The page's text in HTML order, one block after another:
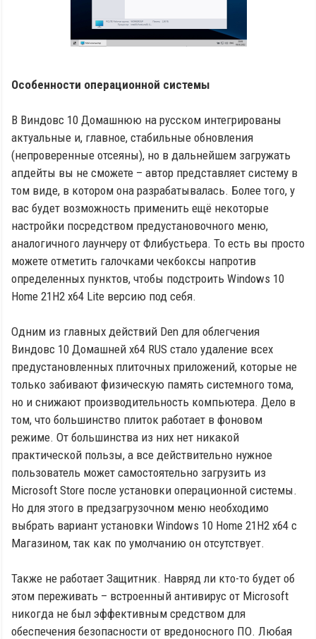
Особенности операционной системы
В Виндовс 10 Домашнюю на русском интегрированы
актуальные и, главное, стабильные обновления
(непроверенные отсеяны), но в дальнейшем загружать
апдейты вы не сможете – автор представляет систему в
том виде, в котором она разрабатывалась. Более того, у
вас будет возможность применить ещё некоторые
настройки посредством предустановочного меню,
аналогичного лаунчеру от Флибустьера. То есть вы просто
можете отметить галочками чекбоксы напротив
определенных пунктов, чтобы подстроить Windows 10
Home 21H2 x64 Lite версию под себя.
Одним из главных действий Den для облегчения
Виндовс 10 Домашней x64 RUS стало удаление всех
предустановленных плиточных приложений, которые не
только забивают физическую память системного тома,
но и снижают производительность компьютера. Дело в
том, что большинство плиток работает в фоновом
режиме. От большинства из них нет никакой
практической пользы, а все действительно нужное
пользователь может самостоятельно загрузить из
Microsoft Store после установки операционной системы.
Но для этого в предзагрузочном меню необходимо
выбрать вариант установки Windows 10 Home 21H2 x64 с
Магазином, так как по умолчанию он отсутствует.
Также не работает Защитник. Навряд ли кто-то будет об
этом переживать – встроенный антивирус от Microsoft
никогда не был эффективным средством для
обеспечения безопасности от вредоносного ПО. Любая